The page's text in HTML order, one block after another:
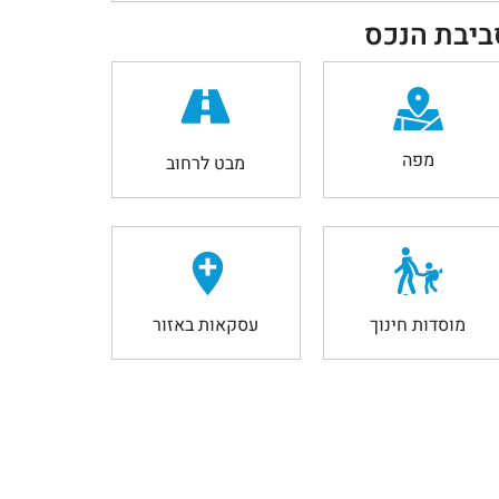
הנכס
מפה מבט לרחוב
מוסדות חינוך עסקאות באזור